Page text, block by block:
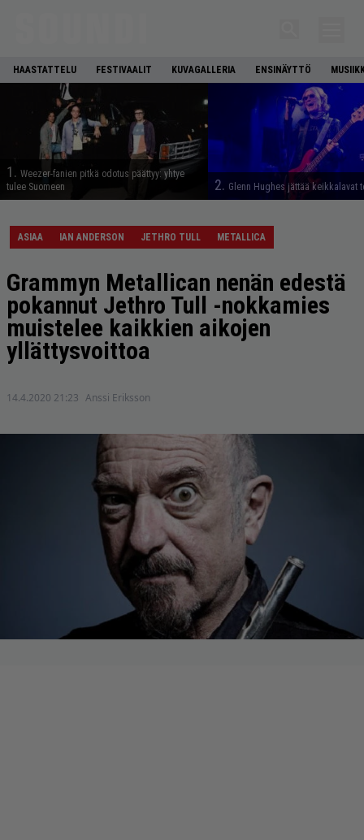
HAASTATTELU FESTIVAALIT KUVAGALLERIA ENSINÄYTTÖ
1. Weezer-fanien pitkä odotus päättyy: yhtye
tulee Suomeen
2. Glenn Hughes jättää keikkalavat
ASIAA IAN ANDERSON JETHRO TULL METALLICA
Grammyn Metallican nenän edestä
pokannut Jethro Tull -nokkamies
muistelee kaikkien aikojen
yllättysvoittoa
14.4.2020 21:23 Anssi Eriksson